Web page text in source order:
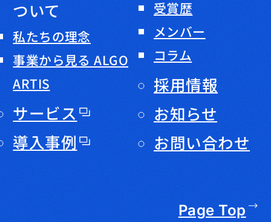
ついて
私たちの理念
事業から見る ALGO
ARTIS
サービス
導入事例
受賞歴
メンバー
コラム
採用情報
お知らせ
お問い合わせ
Page Top